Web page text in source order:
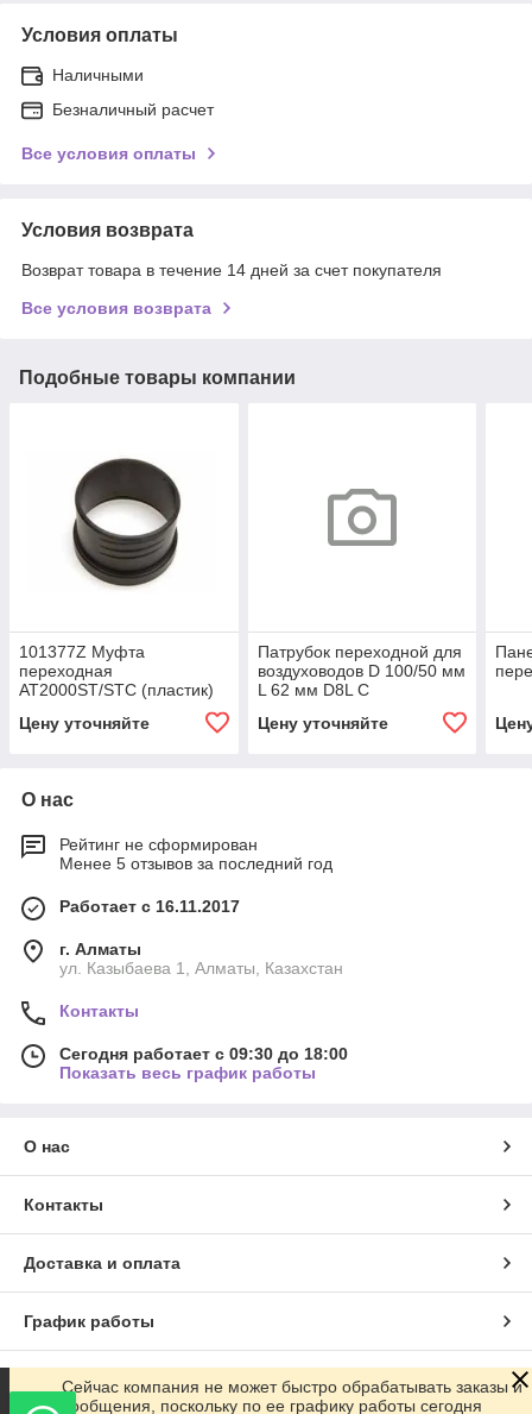
Условия оплаты
Наличными
Безналичный расчет
Все условия оплаты
Условия возврата
Возврат товара в течение 14 дней за счет покупателя
Все условия возврата
Подобные товары компании
101377Z Муфта
переходная
АТ2000ST/STC (пластик)
Цену уточняйте
Патрубок переходной для
воздуховодов D 100/50 мм
L 62 мм D8L C
Цену уточняйте
О нас
Рейтинг не сформирован
Менее 5 отзывов за последний год
Работает с 16.11.2017
г. Алматы
ул. Казыбаева 1, Алматы, Казахстан
Контакты
Сегодня работает с 09:30 до 18:00
Показать весь график работы
О нас
Контакты
Доставка и оплата
График работы
Полная версия сайта
Сейчас компания не может быстро обрабатывать заказы и
сообщения, поскольку по ее графику работы сегодня